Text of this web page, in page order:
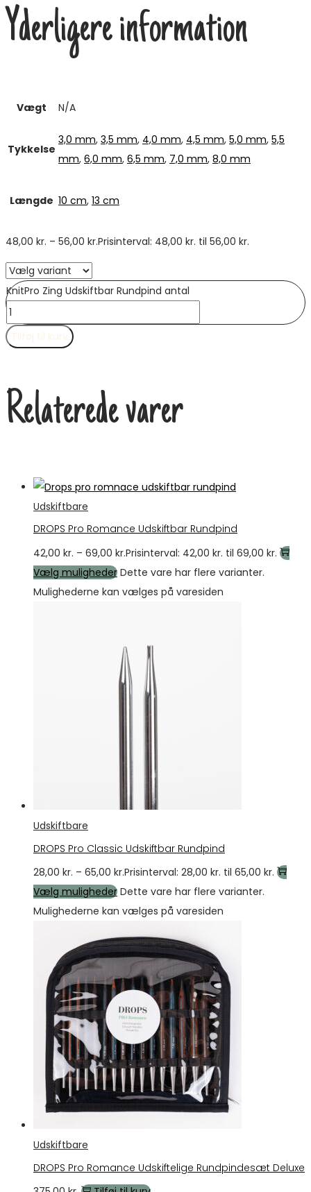
Yderligere information
Vægt N/A
Tykkelse
3,0 mm, 3,5 mm, 4,0 mm, 4,5 mm, 5,0 mm, 5,5
mm, 6,0 mm, 6,5 mm, 7,0 mm, 8,0 mm
Længde 10 cm, 13 cm
48,00 kr. – 56,00 kr.Prisinterval: 48,00 kr. til 56,00 kr.
KnitPro Zing Udskiftbar Rundpind antal
Tilføj til kurv
Relaterede varer
Udskiftbare
DROPS Pro Romance Udskiftbar Rundpind
42,00 kr. – 69,00 kr.Prisinterval: 42,00 kr. til 69,00 kr.
Vælg muligheder Dette vare har flere varianter.
Mulighederne kan vælges på varesiden
Udskiftbare
DROPS Pro Classic Udskiftbar Rundpind
28,00 kr. – 65,00 kr.Prisinterval: 28,00 kr. til 65,00 kr.
Vælg muligheder Dette vare har flere varianter.
Mulighederne kan vælges på varesiden
Udskiftbare
DROPS Pro Romance Udskiftelige Rundpindesæt Deluxe